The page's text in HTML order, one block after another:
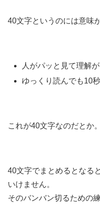
40文字というのには意味
人がパッと見て理解
ゆっくり読んでも10
これが40文字なのだとか。
40文字でまとめるとなる
いけません。
そのバンバン切るための